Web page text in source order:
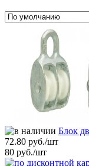
Блок
72.80 руб./шт
80 руб./шт